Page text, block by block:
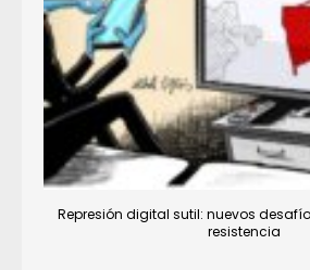
Represión digital sutil: nuevos
resistencia